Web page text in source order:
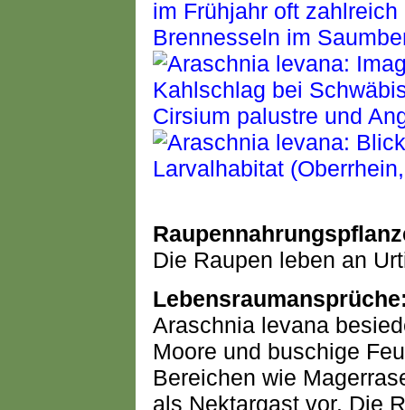
Die Raupen leben an
Araschnia levana
Moore und buschige
Bereichen wie
als Nektargast vor. Die